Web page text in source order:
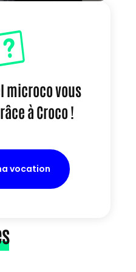
microco vous
à Croco !
vocation